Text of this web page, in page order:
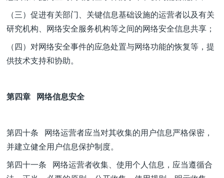
（三）促进有关部门、关键信息基础设施的运营者以及有关
研究机构、网络安全服务机构等之间的网络安全信息共享；
（四）对网络安全事件的应急处置与网络功能的恢复等，提
供技术支持和协助。
第四章 网络信息安全
第四十条 网络运营者应当对其收集的用户信息严格保密，
并建立健全用户信息保护制度。
第四十一条 网络运营者收集、使用个人信息，应当遵循合